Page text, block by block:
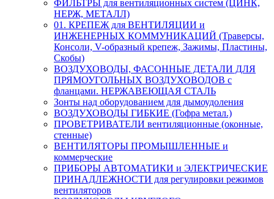
ФИЛЬТРЫ для вентиляционных систем (ЦИНК,
НЕРЖ, МЕТАЛЛ)
01. КРЕПЕЖ для ВЕНТИЛЯЦИИ и
ИНЖЕНЕРНЫХ КОММУНИКАЦИЙ (Траверсы,
Консоли, V-образный крепеж, Зажимы, Пластины,
Скобы)
ВОЗДУХОВОДЫ, ФАСОННЫЕ ДЕТАЛИ ДЛЯ
ПРЯМОУГОЛЬНЫХ ВОЗДУХОВОДОВ с
фланцами. НЕРЖАВЕЮЩАЯ СТАЛЬ
Зонты над оборудованием для дымоудоления
ВОЗДУХОВОДЫ ГИБКИЕ (Гофра метал.)
ПРОВЕТРИВАТЕЛИ вентиляционные (оконные,
стенные)
ВЕНТИЛЯТОРЫ ПРОМЫШЛЕННЫЕ и
коммерческие
ПРИБОРЫ АВТОМАТИКИ и ЭЛЕКТРИЧЕСКИЕ
ПРИНАДЛЕЖНОСТИ для регулировки режимов
вентиляторов